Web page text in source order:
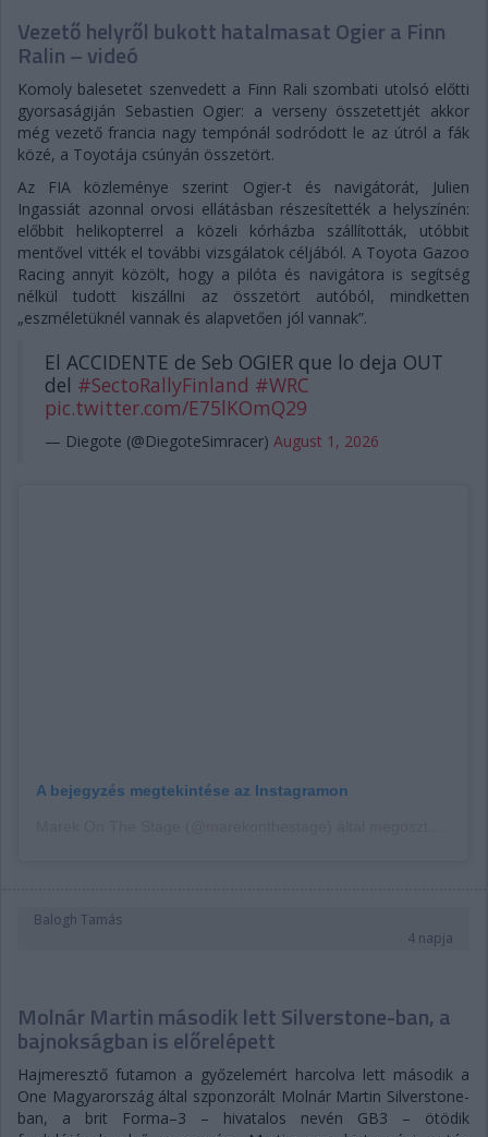
Vezető helyről bukott hatalmasat Ogier a Finn
Ralin – videó
Komoly balesetet szenvedett a Finn Rali szombati utolsó előtti
gyorsaságiján Sebastien Ogier: a verseny összetettjét akkor
még vezető francia nagy tempónál sodródott le az útról a fák
közé, a Toyotája csúnyán összetört.
Az FIA közleménye szerint Ogier-t és navigátorát, Julien
Ingassiát azonnal orvosi ellátásban részesítették a helyszínén:
előbbit helikopterrel a közeli kórházba szállították, utóbbit
mentővel vitték el további vizsgálatok céljából. A Toyota Gazoo
Racing annyit közölt, hogy a pilóta és navigátora is segítség
nélkül tudott kiszállni az összetört autóból, mindketten
„eszméletüknél vannak és alapvetően jól vannak”.
El ACCIDENTE de Seb OGIER que lo deja OUT
del #SectoRallyFinland #WRC
pic.twitter.com/E75lKOmQ29
— Diegote (@DiegoteSimracer) August 1, 2026
A bejegyzés megtekintése az Instagramon
Balogh Tamás
4 napja
Molnár Martin második lett Silverstone-ban, a
bajnokságban is előrelépett
Hajmeresztő futamon a győzelemért harcolva lett második a
One Magyarország által szponzorált Molnár Martin Silverstone-
ban, a brit Forma–3 – hivatalos nevén GB3 – ötödik